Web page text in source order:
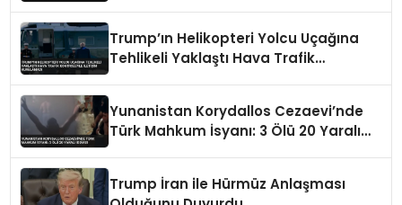
Trump’ın Helikopteri Yolcu Uçağına
Tehlikeli Yaklaştı Hava Trafik
Yunanistan Korydallos Cezaevi’nde
Türk Mahkum İsyanı: 3 Ölü 20 Yaralı
Trump İran ile Hürmüz Anlaşması